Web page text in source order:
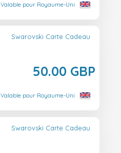
Valable pour Royaume-Uni
Swarovski Carte Cadeau
50.00 GBP
Valable pour Royaume-Uni
Swarovski Carte Cadeau